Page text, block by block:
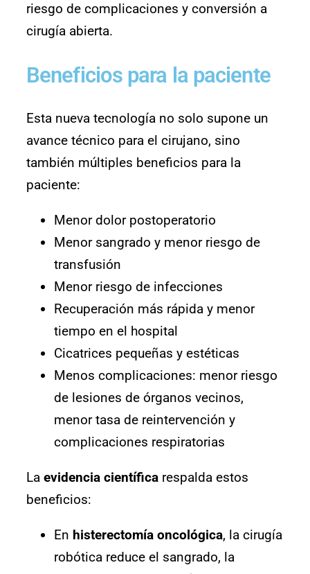
riesgo de complicaciones y conversión a
cirugía abierta.
Beneficios para la paciente
Esta nueva tecnología no solo supone un
avance técnico para el cirujano, sino
también múltiples beneficios para la
paciente:
Menor dolor postoperatorio
Menor sangrado y menor riesgo de
transfusión
Menor riesgo de infecciones
Recuperación más rápida y menor
tiempo en el hospital
Cicatrices pequeñas y estéticas
Menos complicaciones: menor riesgo
de lesiones de órganos vecinos,
menor tasa de reintervención y
complicaciones respiratorias
La evidencia científica respalda estos
beneficios:
En histerectomía oncológica, la cirugía
robótica reduce el sangrado, la